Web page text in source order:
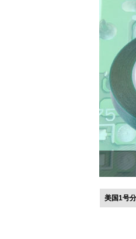
美国1号